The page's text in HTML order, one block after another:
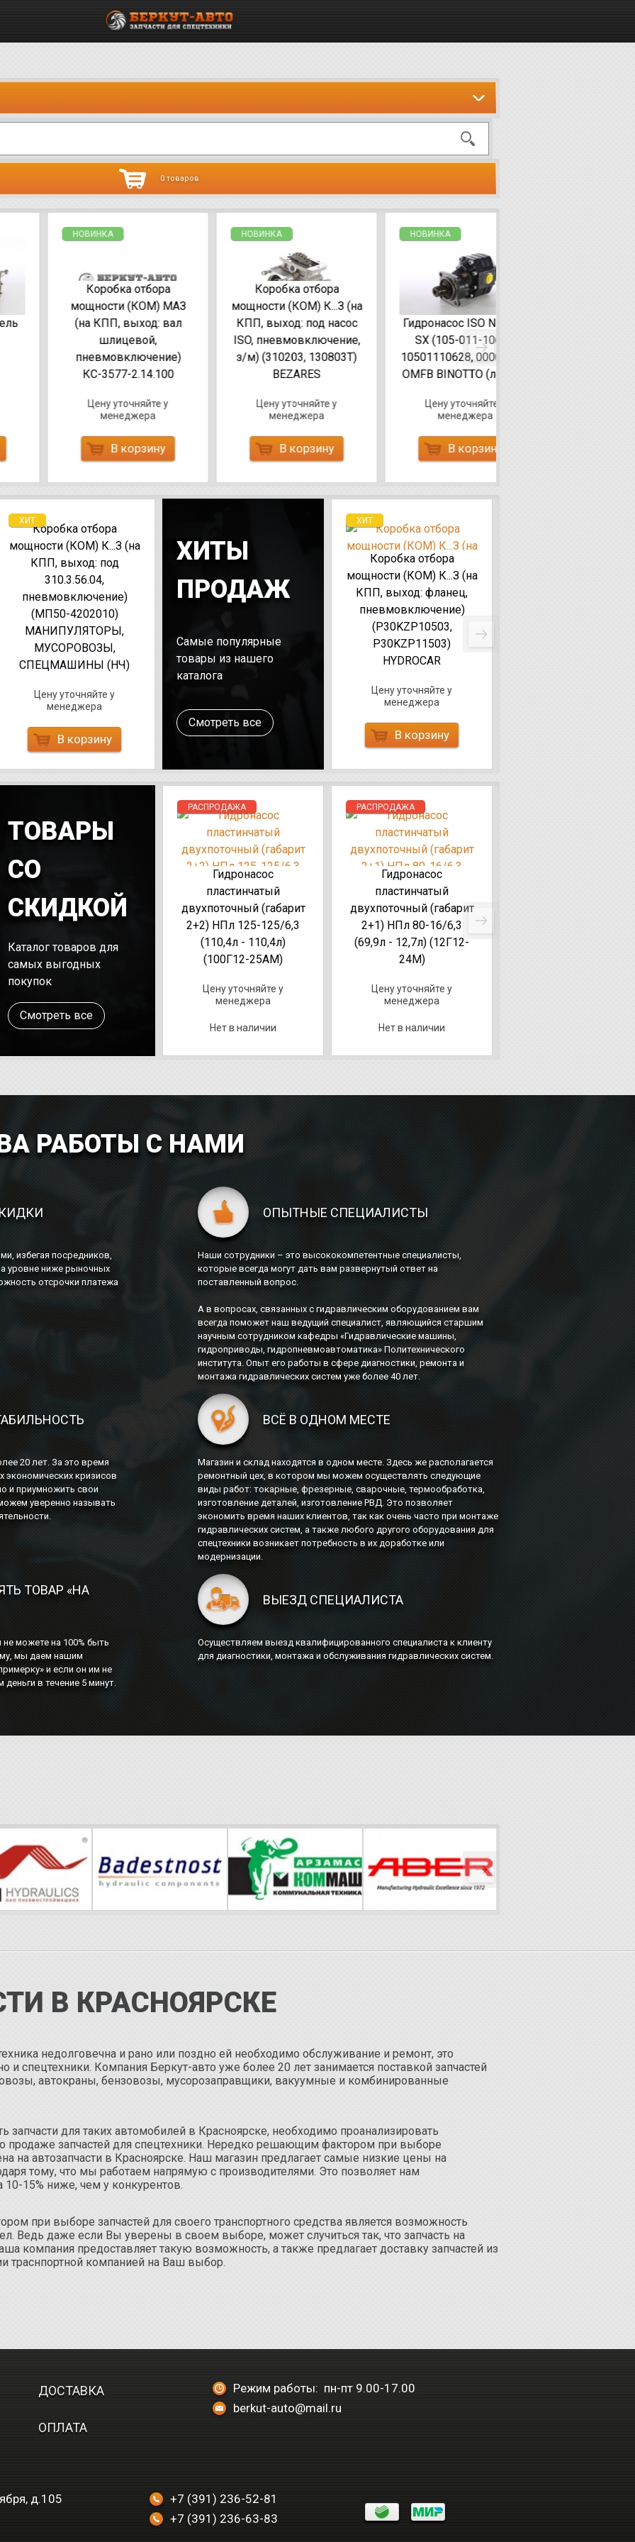
0 товаров
Коробка отбора
мощности (КОМ) МАЗ
(на КПП, выход: вал
шлицевой,
пневмовключение)
КС-3577-2.14.100
Цену уточняйте у
менеджера
В корзину
Коробка отбора
мощности (КОМ) К...З (на
КПП, выход: под насос
ISO, пневмовключение,
з/м) (310203, 130803T)
Цену уточняйте у
менеджера
В корзину
Гидронасос ISO NPH-61
SX (105-011-10628,
10501110628, 00005027)
OMFB BINOTTO (левый)
Цену уточняйте у
менеджера
В корзину
Коробка отбора
мощности (КОМ) К...З (на
КПП, выход: под
310.3.56.04,
пневмовключение)
(МП50-4202010)
МАНИПУЛЯТОРЫ,
МУСОРОВОЗЫ,
СПЕЦМАШИНЫ (НЧ)
ХИТ
Цену уточняйте у
менеджера
В корзину
ХИТЫ
ПРОДАЖ
Самые популярные
товары из нашего
каталога
Смотреть все
Коробка отбора
мощности (КОМ) К...З (на
КПП, выход: фланец,
пневмовключение)
(P30KZP10503,
P30KZP11503)
HYDROCAR
ХИТ
Цену уточняйте у
менеджера
В корзину
ТОВАРЫ
СО
СКИДКОЙ
Каталог товаров для
самых выгодных
покупок
Смотреть все
Гидронасос
пластинчатый
двухпоточный (габарит
2+2) НПл 125-125/6,3
(110,4л - 110,4л)
(100Г12-25АМ)
РАСПРОДАЖА
Цену уточняйте у
менеджера
Нет в наличии
Гидронасос
пластинчатый
двухпоточный (габарит
2+1) НПл 80-16/6,3
(69,9л - 12,7л) (12Г12-
24М)
РАСПРОДАЖА
Цену уточняйте у
менеджера
Нет в наличии
РАБОТЫ С НАМИ
избегая посредников,
уровне ниже рыночных
отсрочки платежа
ОПЫТНЫЕ СПЕЦИАЛИСТЫ
Наши сотрудники – это высококомпетентные специалисты,
которые всегда могут дать вам развернутый ответ на
поставленный вопрос.
А в вопросах, связанных с гидравлическим оборудованием вам
всегда поможет наш ведущий специалист, являющийся старшим
научным сотрудником кафедры «Гидравлические машины,
гидроприводы, гидропневмоавтоматика» Политехнического
института. Опыт его работы в сфере диагностики, ремонта и
монтажа гидравлических систем уже более 40 лет.
20 лет. За это время
экономических кризисов
и приумножить свои
уверенно называть
ВСЁ В ОДНОМ МЕСТЕ
Магазин и склад находятся в одном месте. Здесь же располагается
ремонтный цех, в котором мы можем осуществлять следующие
виды работ: токарные, фрезерные, сварочные, термообработка,
изготовление деталей, изготовление РВД. Это позволяет
экономить время наших клиентов, так как очень часто при монтаже
гидравлических систем, а также любого другого оборудования для
спецтехники возникает потребность в их доработке или
модернизации.
ТОВАР «НА
можете на 100% быть
мы даем нашим
и если он им не
в течение 5 минут.
ВЫЕЗД СПЕЦИАЛИСТА
Осуществляем выезд квалифицированного специалиста к клиенту
для диагностики, монтажа и обслуживания гидравлических систем.
В КРАСНОЯРСКЕ
недолговечна и рано или поздно ей необходимо обслуживание и ремонт, это
и спецтехники. Компания Беркут-авто уже более 20 лет занимается поставкой запчастей
автокраны, бензовозы, мусорозаправщики, вакуумные и комбинированные
запчасти для таких автомобилей в Красноярске, необходимо проанализировать
запчастей для спецтехники. Нередко решающим фактором при выборе
на автозапчасти в Красноярске. Наш магазин предлагает самые низкие цены на
тому, что мы работаем напрямую c производителями. Это позволяет нам
10-15% ниже, чем у конкурентов.
при выборе запчастей для своего транспортного средства является возможность
Ведь даже если Вы уверены в своем выборе, может случиться так, что запчасть на
компания предоставляет такую возможность, а также предлагает доставку запчастей из
траснпортной компанией на Ваш выбор.
ДОСТАВКА
ОПЛАТА
Режим работы: пн-пт 9.00-17.00
berkut-auto@mail.ru
д.105
+7 (391) 236-52-81
+7 (391) 236-63-83